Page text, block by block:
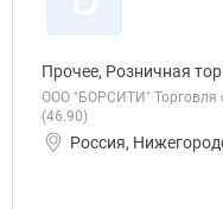
Прочее, Розничная
ООО "БОРСИТИ" Торговля
(46.90)
Россия,